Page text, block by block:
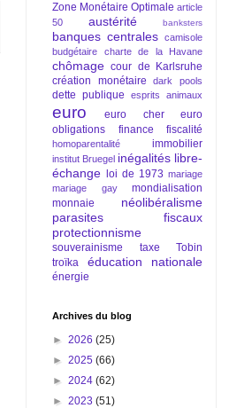
Zone Monétaire Optimale article
50
austérité banksters
banques centrales camisole
budgétaire
charte de la Havane
chômage cour de Karlsruhe
création monétaire
dark pools
dette publique esprits animaux
euro euro cher
euro
obligations
finance fiscalité
homoparentalité immobilier
institut Bruegel inégalités libre-
échange
loi de 1973 mariage
mariage gay
mondialisation
monnaie
néolibéralisme
parasites fiscaux
protectionnisme
souverainisme
taxe Tobin
troïka
éducation nationale
énergie
Archives du blog
► 2026 (25)
► 2025 (66)
► 2024 (62)
► 2023 (51)